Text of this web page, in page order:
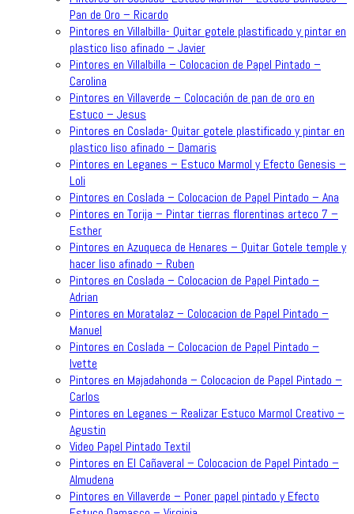
Pan de Oro – Ricardo
Pintores en Villalbilla- Quitar gotele plastificado y pintar en
plastico liso afinado – Javier
Pintores en Villalbilla – Colocacion de Papel Pintado –
Carolina
Pintores en Villaverde – Colocación de pan de oro en
Estuco – Jesus
Pintores en Coslada- Quitar gotele plastificado y pintar en
plastico liso afinado – Damaris
Pintores en Leganes – Estuco Marmol y Efecto Genesis –
Loli
Pintores en Coslada – Colocacion de Papel Pintado – Ana
Pintores en Torija – Pintar tierras florentinas arteco 7 –
Esther
Pintores en Azuqueca de Henares – Quitar Gotele temple y
hacer liso afinado – Ruben
Pintores en Coslada – Colocacion de Papel Pintado –
Adrian
Pintores en Moratalaz – Colocacion de Papel Pintado –
Manuel
Pintores en Coslada – Colocacion de Papel Pintado –
Ivette
Pintores en Majadahonda – Colocacion de Papel Pintado –
Carlos
Pintores en Leganes – Realizar Estuco Marmol Creativo –
Agustin
Video Papel Pintado Textil
Pintores en El Cañaveral – Colocacion de Papel Pintado –
Almudena
Pintores en Villaverde – Poner papel pintado y Efecto